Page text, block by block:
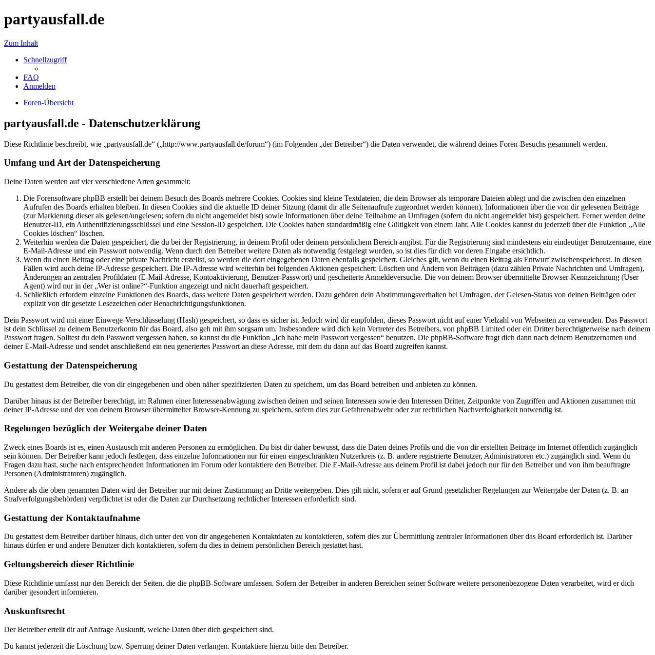
partyausfall.de
Zum Inhalt
Schnellzugriff
FAQ
Anmelden
Foren-Übersicht
partyausfall.de - Datenschutzerklärung
Diese Richtlinie beschreibt, wie „partyausfall.de“ („http://www.partyausfall.de/forum“) (im Folgenden „der Betreiber“) die Daten verwendet, die während deines Foren-Besuchs gesammelt werden.
Umfang und Art der Datenspeicherung
Deine Daten werden auf vier verschiedene Arten gesammelt:
Die Forensoftware phpBB erstellt bei deinem Besuch des Boards mehrere Cookies. Cookies sind kleine Textdateien, die dein Browser als temporäre Dateien ablegt und die zwischen den einzelnen
Aufrufen des Boards erhalten bleiben. In diesen Cookies sind die aktuelle ID deiner Sitzung (damit dir alle Seitenaufrufe zugeordnet werden können), Informationen über die von dir gelesenen Beiträge
(zur Markierung dieser als gelesen/ungelesen; sofern du nicht angemeldet bist) sowie Informationen über deine Teilnahme an Umfragen (sofern du nicht angemeldet bist) gespeichert. Ferner werden deine
Benutzer-ID, ein Authentifizierungsschlüssel und eine Session-ID gespeichert. Die Cookies haben standardmäßig eine Gültigkeit von einem Jahr. Alle Cookies kannst du jederzeit über die Funktion „Alle
Cookies löschen“ löschen.
Weiterhin werden die Daten gespeichert, die du bei der Registrierung, in deinem Profil oder deinem persönlichem Bereich angibst. Für die Registrierung sind mindestens ein eindeutiger Benutzername, eine
E-Mail-Adresse und ein Passwort notwendig. Wenn durch den Betreiber weitere Daten als notwendig festgelegt wurden, so ist dies für dich vor deren Eingabe ersichtlich.
Wenn du einen Beitrag oder eine private Nachricht erstellst, so werden die dort eingegebenen Daten ebenfalls gespeichert. Gleiches gilt, wenn du einen Beitrag als Entwurf zwischenspeicherst. In diesen
Fällen wird auch deine IP-Adresse gespeichert. Die IP-Adresse wird weiterhin bei folgenden Aktionen gespeichert: Löschen und Ändern von Beiträgen (dazu zählen Private Nachrichten und Umfragen),
Änderungen an zentralen Profildaten (E-Mail-Adresse, Kontoaktivierung, Benutzer-Passwort) und gescheiterte Anmeldeversuche. Die von deinem Browser übermittelte Browser-Kennzeichnung (User
Agent) wird nur in der „Wer ist online?“-Funktion angezeigt und nicht dauerhaft gespeichert.
Schließlich erfordern einzelne Funktionen des Boards, dass weitere Daten gespeichert werden. Dazu gehören dein Abstimmungsverhalten bei Umfragen, der Gelesen-Status von deinen Beiträgen oder
explizit von dir gesetzte Lesezeichen oder Benachrichtigungsfunktionen.
Dein Passwort wird mit einer Einwege-Verschlüsselung (Hash) gespeichert, so dass es sicher ist. Jedoch wird dir empfohlen, dieses Passwort nicht auf einer Vielzahl von Webseiten zu verwenden. Das Passwort
ist dein Schlüssel zu deinem Benutzerkonto für das Board, also geh mit ihm sorgsam um. Insbesondere wird dich kein Vertreter des Betreibers, von phpBB Limited oder ein Dritter berechtigterweise nach deinem
Passwort fragen. Solltest du dein Passwort vergessen haben, so kannst du die Funktion „Ich habe mein Passwort vergessen“ benutzen. Die phpBB-Software fragt dich dann nach deinem Benutzernamen und
deiner E-Mail-Adresse und sendet anschließend ein neu generiertes Passwort an diese Adresse, mit dem du dann auf das Board zugreifen kannst.
Gestattung der Datenspeicherung
Du gestattest dem Betreiber, die von dir eingegebenen und oben näher spezifizierten Daten zu speichern, um das Board betreiben und anbieten zu können.
Darüber hinaus ist der Betreiber berechtigt, im Rahmen einer Interessenabwägung zwischen deinen und seinen Interessen sowie den Interessen Dritter, Zeitpunkte von Zugriffen und Aktionen zusammen mit
deiner IP-Adresse und der von deinem Browser übermittelter Browser-Kennung zu speichern, sofern dies zur Gefahrenabwehr oder zur rechtlichen Nachverfolgbarkeit notwendig ist.
Regelungen bezüglich der Weitergabe deiner Daten
Zweck eines Boards ist es, einen Austausch mit anderen Personen zu ermöglichen. Du bist dir daher bewusst, dass die Daten deines Profils und die von dir erstellten Beiträge im Internet öffentlich zugänglich
sein können. Der Betreiber kann jedoch festlegen, dass einzelne Informationen nur für einen eingeschränkten Nutzerkreis (z. B. andere registrierte Benutzer, Administratoren etc.) zugänglich sind. Wenn du
Fragen dazu hast, suche nach entsprechenden Informationen im Forum oder kontaktiere den Betreiber. Die E-Mail-Adresse aus deinem Profil ist dabei jedoch nur für den Betreiber und von ihm beauftragte
Personen (Administratoren) zugänglich.
Andere als die oben genannten Daten wird der Betreiber nur mit deiner Zustimmung an Dritte weitergeben. Dies gilt nicht, sofern er auf Grund gesetzlicher Regelungen zur Weitergabe der Daten (z. B. an
Strafverfolgungsbehörden) verpflichtet ist oder die Daten zur Durchsetzung rechtlicher Interessen erforderlich sind.
Gestattung der Kontaktaufnahme
Du gestattest dem Betreiber darüber hinaus, dich unter den von dir angegebenen Kontaktdaten zu kontaktieren, sofern dies zur Übermittlung zentraler Informationen über das Board erforderlich ist. Darüber
hinaus dürfen er und andere Benutzer dich kontaktieren, sofern du dies in deinem persönlichen Bereich gestattet hast.
Geltungsbereich dieser Richtlinie
Diese Richtlinie umfasst nur den Bereich der Seiten, die die phpBB-Software umfassen. Sofern der Betreiber in anderen Bereichen seiner Software weitere personenbezogene Daten verarbeitet, wird er dich
darüber gesondert informieren.
Auskunftsrecht
Der Betreiber erteilt dir auf Anfrage Auskunft, welche Daten über dich gespeichert sind.
Du kannst jederzeit die Löschung bzw. Sperrung deiner Daten verlangen. Kontaktiere hierzu bitte den Betreiber.